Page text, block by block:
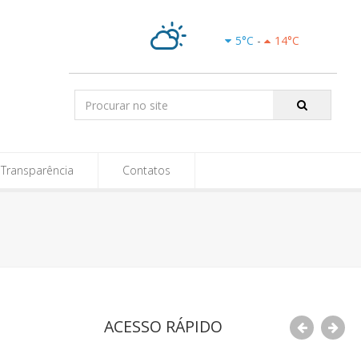
5°C - 14°C
Nublado
Pesquisar:
Transparência Contatos
ACESSO RÁPIDO